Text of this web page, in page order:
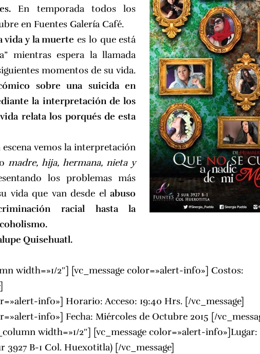
En temporada todos los
en Fuentes Galería Café.
vida y la muerte es lo que está
mientras espera la llamada
momentos de su vida.
sobre una suicida en
la interpretación de los
relata los porqués de esta
escena vemos la interpretación
madre, hija, hermana, nieta y
los problemas más
vida que van desde elabuso
racial hasta la
Quisehuatl.
width=»1/2″] [vc_message color=»alert-info»] Costos:
info»] Horario: Acceso: 19:40 Hrs. [/vc_message]
info»] Fecha: Miércoles de Octubre 2015 [/
width=»1/2″] [vc_message color=»alert-info»]Lugar:
3927 B-1 Col. Huexotitla) [/vc_message]